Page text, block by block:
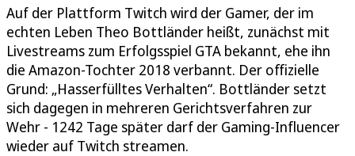
Auf der Plattform Twitch wird der Gamer, der im
echten Leben Theo Bottländer heißt, zunächst mit
Livestreams zum Erfolgsspiel GTA bekannt, ehe ihn
die Amazon-Tochter 2018 verbannt. Der offizielle
Grund: „Hasserfülltes Verhalten“. Bottländer setzt
sich dagegen in mehreren Gerichtsverfahren zur
Wehr - 1242 Tage später darf der Gaming-Influencer
wieder auf Twitch streamen.